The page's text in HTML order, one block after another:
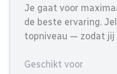
Je gaat voor
de beste ervaring.
topniveau — zodat jij
Geschikt voor